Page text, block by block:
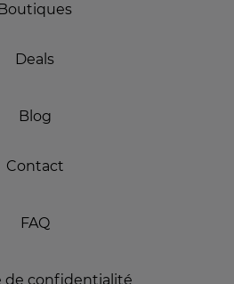
Boutiques
Deals
Blog
Contact
FAQ
de confidentialité